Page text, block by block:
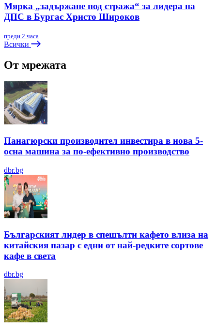
Мярка „задържане под стража“ за лидера на
ДПС в Бургас Христо Широков
преди 2 часа
Всички
От мрежата
Панагюрски производител инвестира в нова 5-
осна машина за по-ефективно производство
dbr.bg
Българският лидер в спешълти кафето влиза на
китайския пазар с едни от най-редките сортове
кафе в света
dbr.bg